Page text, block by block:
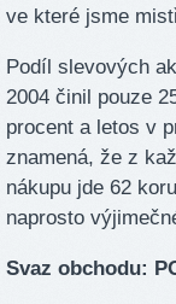
ve které jsme
Podíl slevových
2004 činil pouze
procent a letos v
znamená, že z
nákupu jde 62
naprosto
Svaz obchodu: